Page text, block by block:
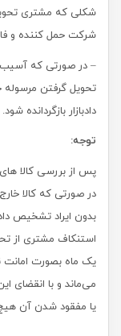
شکلی که مشتری
شرکت حمل کننده و
– در صورتی که
تحویل گرفتن مرسوله
دادبازار بازگردانده شود.
توجه:
پس از بررسی کالا
در صورتی که کالا
بدون ایراد تشخیص
استنکاف مشتری از
یک ماه بصورت امانت
می‌ماند و با انقضای
یا مفقود شدن آن